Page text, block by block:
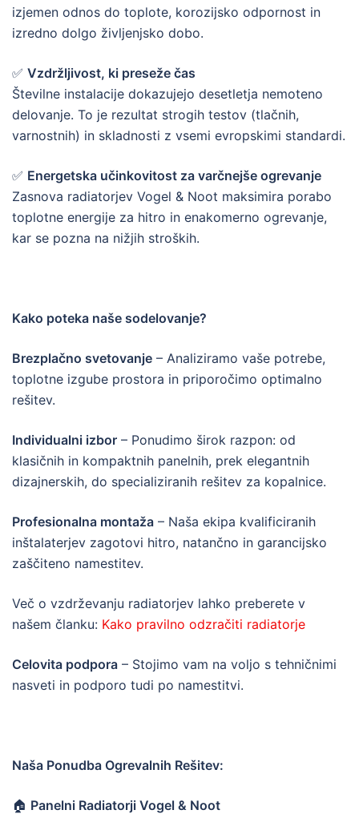
izjemen odnos do toplote, korozijsko odpornost in
izredno dolgo življenjsko dobo.
✅ Vzdržljivost, ki preseže čas
Številne instalacije dokazujejo desetletja nemoteno
delovanje. To je rezultat strogih testov (tlačnih,
varnostnih) in skladnosti z vsemi evropskimi standardi.
✅ Energetska učinkovitost za varčnejše ogrevanje
Zasnova radiatorjev Vogel & Noot maksimira porabo
toplotne energije za hitro in enakomerno ogrevanje,
kar se pozna na nižjih stroških.
Kako poteka naše sodelovanje?
Brezplačno svetovanje – Analiziramo vaše potrebe,
toplotne izgube prostora in priporočimo optimalno
rešitev.
Individualni izbor – Ponudimo širok razpon: od
klasičnih in kompaktnih panelnih, prek elegantnih
dizajnerskih, do specializiranih rešitev za kopalnice.
Profesionalna montaža – Naša ekipa kvalificiranih
inštalaterjev zagotovi hitro, natančno in garancijsko
zaščiteno namestitev.
Več o vzdrževanju radiatorjev lahko preberete v
našem članku: Kako pravilno odzračiti radiatorje
Celovita podpora – Stojimo vam na voljo s tehničnimi
nasveti in podporo tudi po namestitvi.
Naša Ponudba Ogrevalnih Rešitev:
🏠 Panelni Radiatorji Vogel & Noot